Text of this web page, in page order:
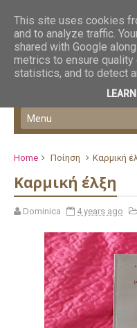
Home Ποίηση Καρμική
Καρμική έλξη
Dominica 4 years ago
This site uses cookies
and to analyze traffic.
shared with Google
metrics to ensure
statistics, and to detect